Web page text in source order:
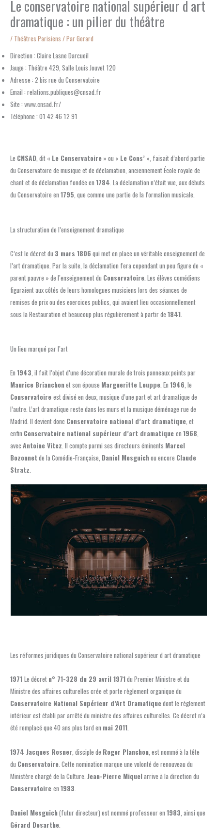
Le conservatoire national supérieur d art
dramatique : un pilier du théâtre
/ Théâtres Parisiens / ParGerard
Direction : Claire Lasne Darcueil
Jauge : Théâtre 429, Salle Louis Jouvet 120
Adresse : 2 bis rue du Conservatoire
Email : relations.publiques@cnsad.fr
Site : www.cnsad.fr/
Téléphone : 01 42 46 12 91
Le CNSAD , dit « Le Conservatoire » ou « Le Cons’ », faisait d’abord partie
du Conservatoire de musique et de déclamation, anciennement École royale de
chant et de déclamation fondée en1784 . La déclamation n’était vue, aux débuts
du Conservatoire en1795 , que comme une partie de la formation musicale.
La structuration de l’enseignement dramatique
C’est le décret du 3 mars 1806 qui met en place un véritable enseignement de
l’art dramatique. Par la suite, la déclamation fera cependant un peu figure de «
parent pauvre » de l’enseignement du Conservatoire . Les élèves comédiens
figuraient aux côtés de leurs homologues musiciens lors des séances de
remises de prix ou des exercices publics, qui avaient lieu occasionnellement
sous la Restauration et beaucoup plus régulièrement à partir de1841
Un lieu marqué par l’art
En1943, il fait l’objet d’une décoration murale de trois panneaux peints par
Maurice Brianchonet son épouse Margueritte Louppe. En1946, le
Conservatoireest divisé en deux, musique d’une part et art dramatique de
l’autre. L’art dramatique reste dans les murs et la musique déménage rue de
Madrid. Il devient donc Conservatoire national d’art dramatique, et
enfin Conservatoire national supérieur d’art dramatiqueen1968,
avecAntoine Vitez. Il compte parmi ses directeurs éminents Marcel
Bozonnet de la Comédie-Française, Daniel Mesguichou encore Claude
Stratz.
Les réformes juridiques du Conservatoire national supérieur d art dramatique
1971Le décret n° 71-328 du 29 avril 1971du Premier Ministre et du
Ministre des affaires culturelles crée et porte règlement organique du
Conservatoire National Supérieur d’Art Dramatiquedont le règlement
intérieur est établi par arrêté du ministre des affaires culturelles. Ce décret n’a
été remplacé que 40 ans plus tard en mai 2011
1974 Jacques Rosner , disciple de Roger Planchon , est nommé à la tête
du Conservatoire . Cette nomination marque une volonté de renouveau du
Ministère chargé de la Culture.Jean-Pierre Miquelarrive à la direction du
Conservatoireen1983
Daniel Mesguich(futur directeur) est nommé professeur en1983 , ainsi que
Gérard Desarthe